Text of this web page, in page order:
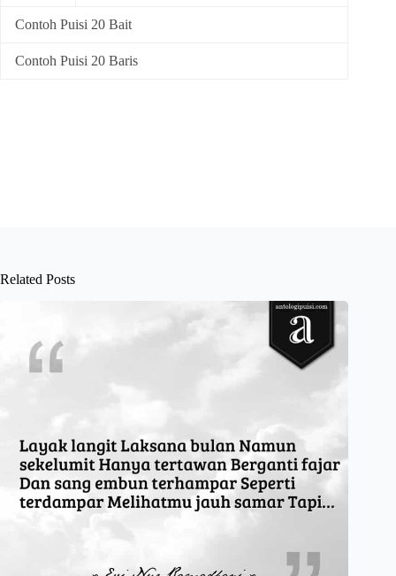
Contoh Puisi 20 Bait
Contoh Puisi 20 Baris
Related Posts